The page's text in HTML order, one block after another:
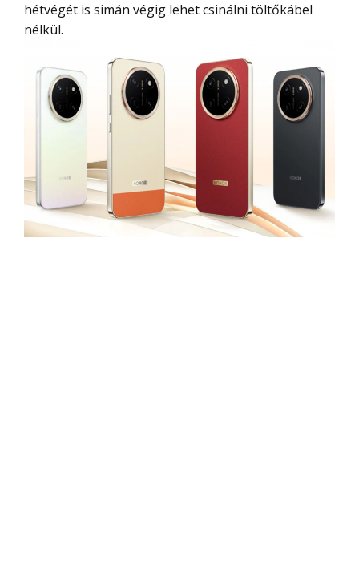
hétvégét is simán végig lehet csinálni töltőkábel
nélkül.